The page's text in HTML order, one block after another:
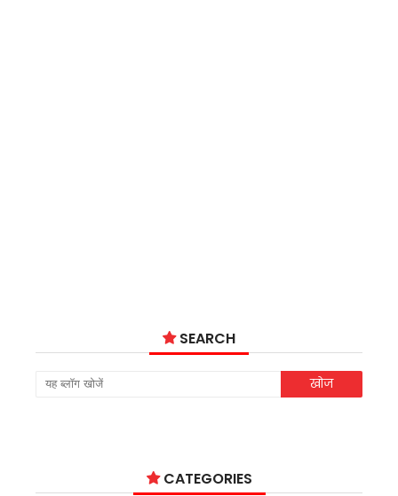
SEARCH
CATEGORIES